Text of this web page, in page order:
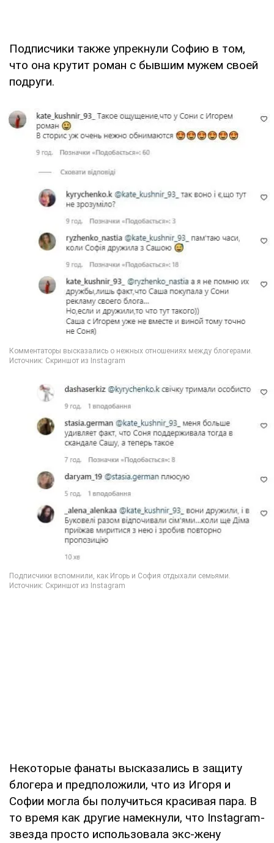
Подписчики также упрекнули Софию в том,
что она крутит роман с бывшим мужем своей
подруги.
Некоторые фанаты высказались в защиту
блогера и предположили, что из Игоря и
Софии могла бы получиться красивая пара. В
то время как другие намекнули, что Instаgrаm-
звезда просто использовала экс-жену